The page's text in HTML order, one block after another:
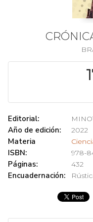
Editorial:
Año de edición: 2022
Materia
ISBN: 978-
Páginas: 432
Encuadernación: